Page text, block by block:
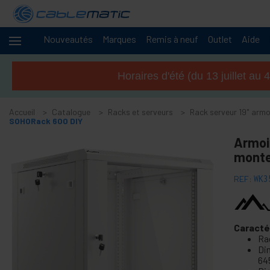
Nouveautés Marques Remis à neuf Outlet Aide
Câbles
+
serveurs
Armoire réseau 10" RackMatic
Rack serveur 19" armoire meuble MobiRack
+
Rack serveur 19" armoire murale SOHORack
-
Armoire réseau 19" murale SOHORack 300
Horaires d'été (du 13 juillet au
Accueil Catalogue Racks et serveurs Rack serveur 19"
SOHORack 600 DIY
REF: